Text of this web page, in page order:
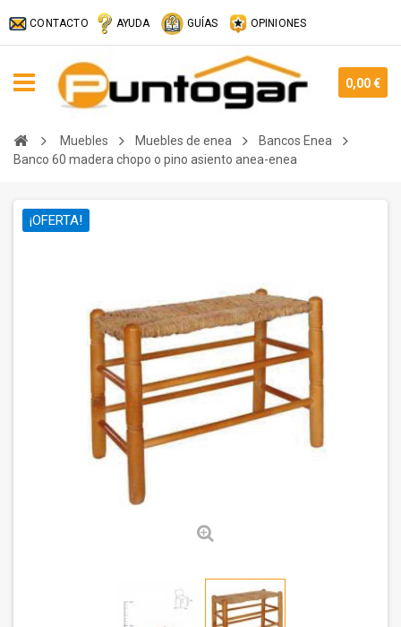
CONTACTO AYUDA GUÍAS OPINIONES
0,00 €
Muebles Muebles de enea
Bancos Enea
Banco 60 madera chopo o pino asiento anea-enea
¡OFERTA!